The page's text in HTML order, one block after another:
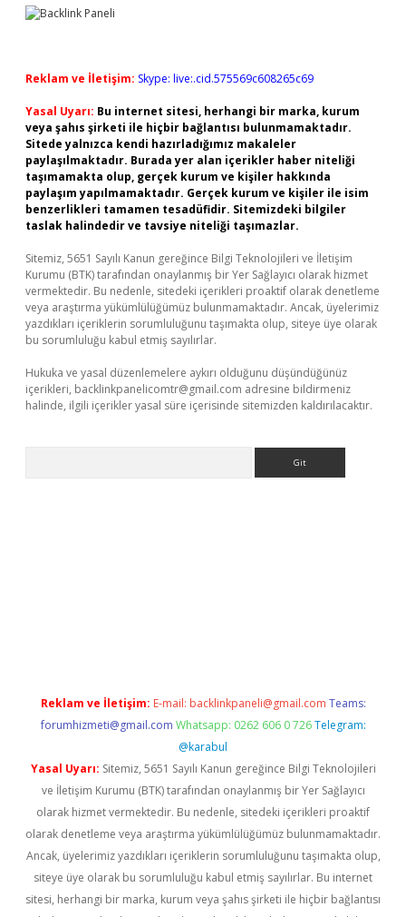
Reklam ve İletişim: Skype: live:.cid.575569c608265c69
Yasal Uyarı: Bu internet sitesi, herhangi bir marka, kurum
veya şahıs şirketi ile hiçbir bağlantısı bulunmamaktadır.
Sitede yalnızca kendi hazırladığımız makaleler
paylaşılmaktadır. Burada yer alan içerikler haber niteliği
taşımamakta olup, gerçek kurum ve kişiler hakkında
paylaşım yapılmamaktadır. Gerçek kurum ve kişiler ile isim
benzerlikleri tamamen tesadüfidir. Sitemizdeki bilgiler
taslak halindedir ve tavsiye niteliği taşımazlar.
Sitemiz, 5651 Sayılı Kanun gereğince Bilgi Teknolojileri ve İletişim
Kurumu (BTK) tarafından onaylanmış bir Yer Sağlayıcı olarak hizmet
vermektedir. Bu nedenle, sitedeki içerikleri proaktif olarak denetleme
veya araştırma yükümlülüğümüz bulunmamaktadır. Ancak, üyelerimiz
yazdıkları içeriklerin sorumluluğunu taşımakta olup, siteye üye olarak
bu sorumluluğu kabul etmiş sayılırlar.
Hukuka ve yasal düzenlemelere aykırı olduğunu düşündüğünüz
içerikleri, backlinkpanelicomtr@gmail.com adresine bildirmeniz
halinde, ilgili içerikler yasal süre içerisinde sitemizden kaldırılacaktır.
Reklam ve İletişim: E-mail: backlinkpaneli@gmail.com Teams:
forumhizmeti@gmail.com Whatsapp: 0262 606 0 726 Telegram:
@karabul
Yasal Uyarı: Sitemiz, 5651 Sayılı Kanun gereğince Bilgi Teknolojileri
ve İletişim Kurumu (BTK) tarafından onaylanmış bir Yer Sağlayıcı
olarak hizmet vermektedir. Bu nedenle, sitedeki içerikleri proaktif
olarak denetleme veya araştırma yükümlülüğümüz bulunmamaktadır.
Ancak, üyelerimiz yazdıkları içeriklerin sorumluluğunu taşımakta olup,
siteye üye olarak bu sorumluluğu kabul etmiş sayılırlar. Bu internet
sitesi, herhangi bir marka, kurum veya şahıs şirketi ile hiçbir bağlantısı